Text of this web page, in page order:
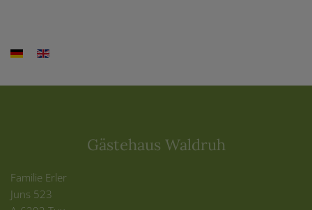
Gästehaus Waldruh
Familie Erler
Juns 523